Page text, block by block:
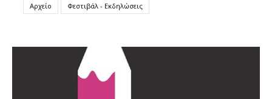
Αρχείο Φεστιβάλ - Εκδηλώσεις